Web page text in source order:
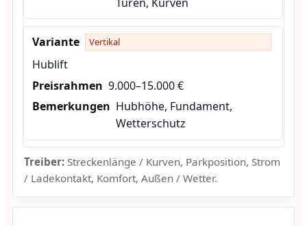
Vertikal
Hublift
9.000–15.000 €
Hubhöhe, Fundament,
Wetterschutz
Treiber:Streckenlänge / Kurven, Parkposition, Strom
/ Ladekontakt, Komfort, Außen / Wetter.